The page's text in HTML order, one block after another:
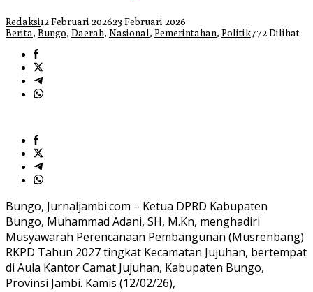
Redaksi12 Februari 202623 Februari 2026
Berita, Bungo, Daerah, Nasional , Pemerintahan, Politik772 Dilihat
Bungo, Jurnaljambi.com – Ketua DPRD Kabupaten
Bungo, Muhammad Adani, SH, M.Kn, menghadiri
Musyawarah Perencanaan Pembangunan (Musrenbang)
RKPD Tahun 2027 tingkat Kecamatan Jujuhan, bertempat
di Aula Kantor Camat Jujuhan, Kabupaten Bungo,
Provinsi Jambi. Kamis (12/02/26),